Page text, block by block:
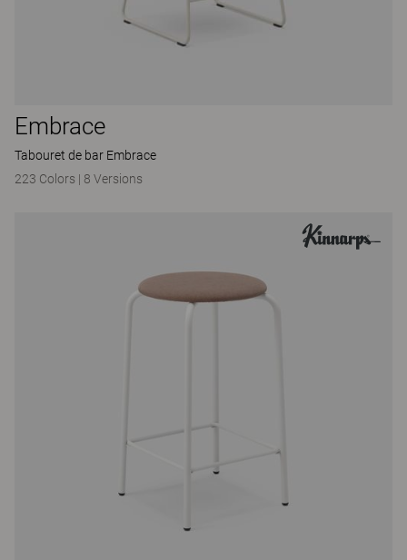
Embrace
Tabouret de bar Embrace
223 Colors | 8 Versions